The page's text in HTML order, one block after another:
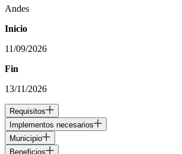
Andes
Inicio
11/09/2026
Fin
13/11/2026
Requisitos
Implementos necesarios
Municipio
Beneficios